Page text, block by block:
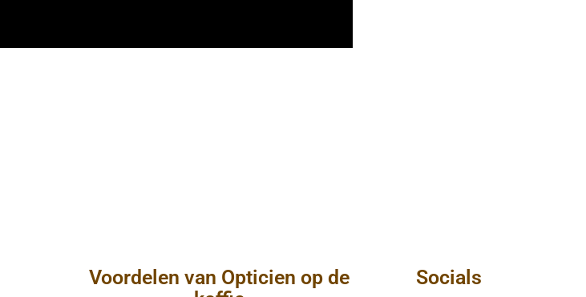
Voordelen van Opticien op de
Socials